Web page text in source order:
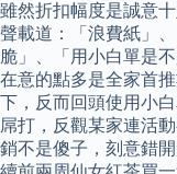
雖然折扣幅度是誠意
聲載道：「浪費紙」
脆」、「用小白單是
在意的點多是全家首
下，反而回頭使用小
屌打，反觀某家連活
銷不是傻子，刻意錯